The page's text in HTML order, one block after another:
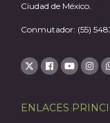
Ciudad de México.
Conmutador: (55)
ENLACES